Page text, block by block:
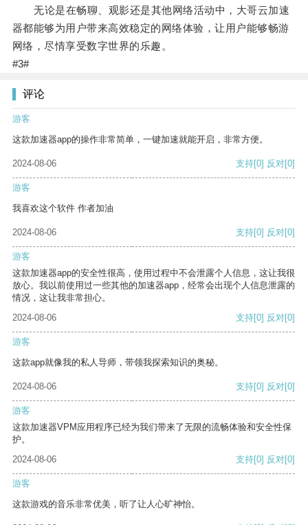
无论是在畅聊、观影还是其他网络活动中，大哥云加速
器都能够为用户带来高效稳定的网络体验，让用户能够畅游
网络，尽情享受数字世界的乐趣。
#3#
评论
游客
这款加速器app的操作非常简单，一键加速就能开启，非常方便。
2024-08-06 支持[0] 反对[0]
游客
我喜欢这个软件 作者加油
2024-08-06 支持[0] 反对[0]
游客
这款加速器app的安全性很高，使用过程中不会泄露个人信息，这让我很
放心。我以前使用过一些其他的加速器app，经常会出现个人信息泄露的
情况，这让我非常担心。
2024-08-06
支持[0] 反对[0]
游客
这款app就像我的私人导师，带领我探索知识的奥秘。
2024-08-06 支持[0] 反对[0]
游客
这款加速器VPM应用程序已经为我们带来了无限的流畅体验和安全性保
护。
2024-08-06
支持[0] 反对[0]
游客
这款游戏的音乐非常优美，听了让人心旷神怡。